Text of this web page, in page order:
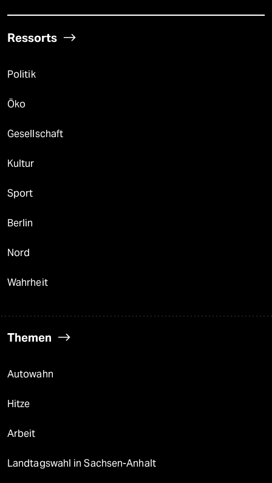
Ressorts
Politik
Öko
Gesellschaft
Kultur
Sport
Berlin
Nord
Wahrheit
Themen
Autowahn
Hitze
Arbeit
Landtagswahl in Sachsen-Anhalt